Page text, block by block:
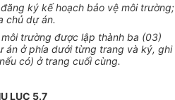
ký kế hoạch bảo vệ môi trường;
chủ dự án.
trường được lập thành ba (03)
án ở phía dưới từng trang và ký, ghi
có) ở trang cuối cùng.
LỤC 5.7